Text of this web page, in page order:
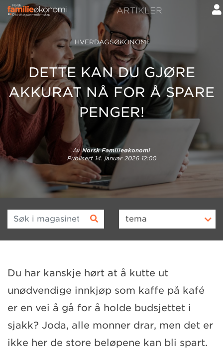
ARTIKLER
HVERDAGSØKONOMI
DETTE KAN DU GJØRE
AKKURAT NÅ FOR Å SPARE
PENGER!
AvNorsk Familieøkonomi
Publisert 14. januar 2026 12:00
Søk i magasinet tema
Du har kanskje hørt at å kutte ut
unødvendige innkjøp som kaffe på kafé
er en vei å gå for å holde budsjettet i
sjakk? Joda, alle monner drar, men det er
ikke her de store beløpene kan bli spart.